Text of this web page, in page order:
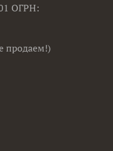
ОГРН:
продаем!)